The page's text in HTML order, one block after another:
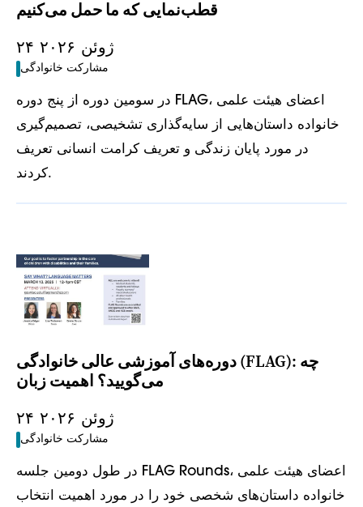
قطب‌نمایی که ما حمل می‌کنیم
۲۴ ژوئن ۲۰۲۶
مشارکت خانوادگی
در سومین دوره از پنج دوره FLAG، اعضای هیئت علمی
خانواده داستان‌هایی از سایه‌گذاری تشخیصی، تصمیم‌گیری
در مورد پایان زندگی و تعریف کرامت انسانی تعریف
کردند.
دوره‌های آموزشی عالی خانوادگی (FLAG): چه
می‌گویید؟ اهمیت زبان
۲۴ ژوئن ۲۰۲۶
مشارکت خانوادگی
در طول دومین جلسه FLAG Rounds، اعضای هیئت علمی
خانواده داستان‌های شخصی خود را در مورد اهمیت انتخاب